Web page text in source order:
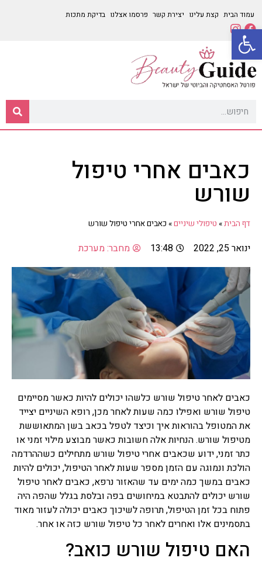
עמוד הבית קצת עלינו יצירת קשר פרסמו אצלנו בדיקת מתכות
כאבים אחרי טיפול
שורש
דף הבית» טיפולי שיניים» כאבים אחרי טיפול שורש
ינואר 25, 2022 13:48 מחבר:מערכת
כאבים לאחר טיפול שורש כלשהו יכולים להיות כאשר מסיימים
טיפול שורש ואפילו כמה שעות לאחר מכן, רופא השיניים יצייד
את המטופל בהוראות איך וכיצד לטפל בכאב בשן המתאוששת
מטיפול שורש. הנחיות אלה חשובות כאשר מבוצע מילוי זמני או
כתר זמני, ידוע שכאבים אחרי טיפול שורש מתחילים כשההרדמה
הולכת ונמוגה עם הזמן מספר שעות לאחר הטיפול, יכולים להיות
כאבים במשך כמה ימים עד שהאזור נרפא, כאבים לאחר טיפול
שורש יכולים להתבטא במיחושים בפה ובלסת בגלל שהפה היה
פתוח בכל זמן הטיפול, תרופה לשיכוך כאבים יכולה לעזור מאוד
בתסמינים אלו ואחרים לאחר כל טיפול שורש כזה או אחר.
האם טיפול שורש כואב?
פתח סרגל נגישות